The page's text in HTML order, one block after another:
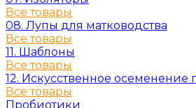
Все товары
08. Лупы для матководства
Все товары
11. Шаблоны
Все товары
12. Искусственное осеменение
Все товары
Пробиотики